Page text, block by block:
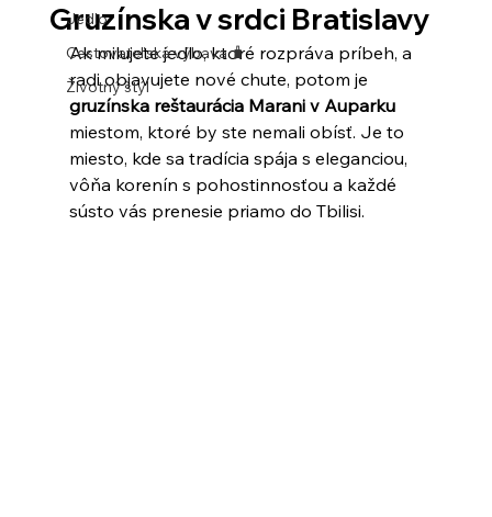
Jedlo
Cestovateľská výbava 🧳
Životný štýl
Gruzínska v srdci Bratislavy
Ak milujete jedlo, ktoré rozpráva príbeh, a
radi objavujete nové chute, potom je
gruzínska reštaurácia Marani v Auparku
miestom, ktoré by ste nemali obísť. Je to
miesto, kde sa tradícia spája s eleganciou,
vôňa korenín s pohostinnosťou a každé
sústo vás prenesie priamo do Tbilisi.